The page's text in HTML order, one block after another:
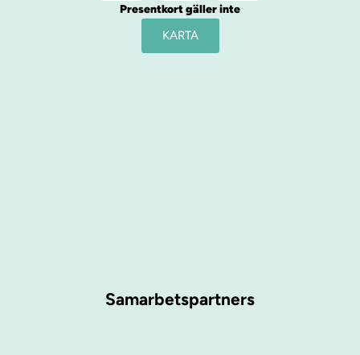
Presentkort gäller inte
KARTA
Samarbetspartners